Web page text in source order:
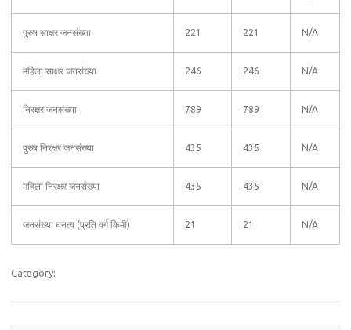
पुरुष साक्षर जनसंख्या 221 221 N/A
महिला साक्षर जनसंख्या 246 246 N/A
निरक्षर जनसंख्या 789 789 N/A
पुरुष निरक्षर जनसंख्या 435 435 N/A
महिला निरक्षर जनसंख्या 435 435 N/A
जनसंख्या घनत्व (प्रति वर्ग किमी) 21 21 N/A
Category: